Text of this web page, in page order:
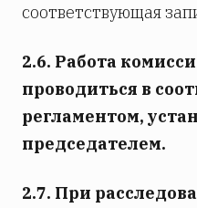
соответствующая
2.6. Работа
проводиться в
регламентом,
председателем.
2.7. При